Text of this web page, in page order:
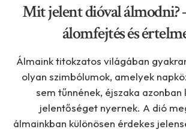
Mit jelent dióval álmodni?
álomfejtés és
Álmaink titokzatos világában
olyan szimbólumok, amelyek
sem tűnnének, éjszaka azonban
jelentőséget nyernek. A dió
álmainkban különösen érdekes